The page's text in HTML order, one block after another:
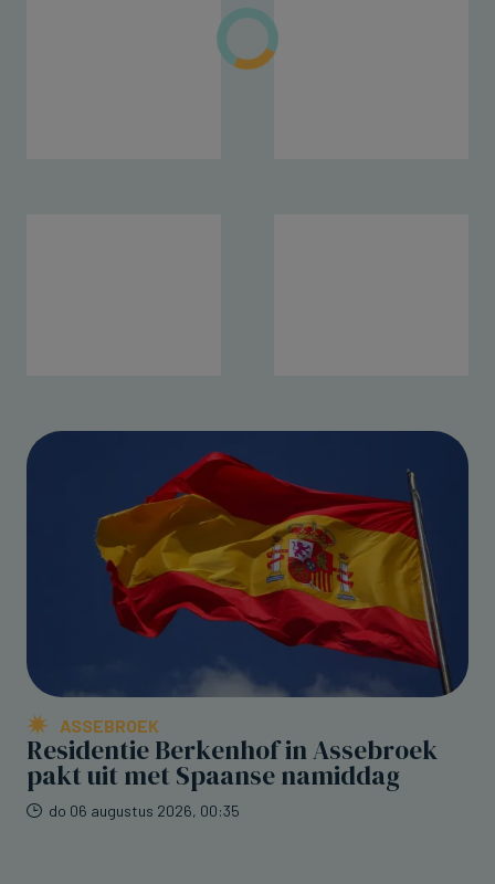
ASSEBROEK
Residentie Berkenhof in Assebroek
pakt uit met Spaanse namiddag
do 06 augustus 2026, 00:35